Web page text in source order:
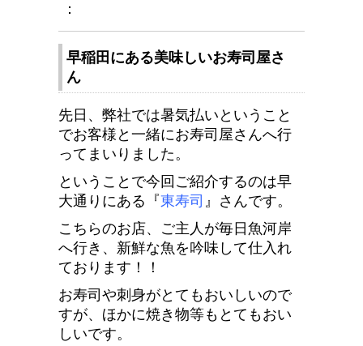
：
早稲田にある美味しいお寿司屋さ
ん
先日、弊社では暑気払いということ
でお客様と一緒にお寿司屋さんへ行
ってまいりました。
ということで今回ご紹介するのは早
大通りにある 『東寿司 』 さんです。
こちらのお店、ご主人が毎日魚河岸
へ行き、新鮮な魚を吟味して仕入れ
ております！！
お寿司や刺身がとてもおいしいので
すが、ほかに焼き物等もとてもおい
しいです。